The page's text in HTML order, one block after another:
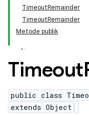
TimeoutRemainder
TimeoutRemainder
Metode publik
Timeout
public class
extends Object